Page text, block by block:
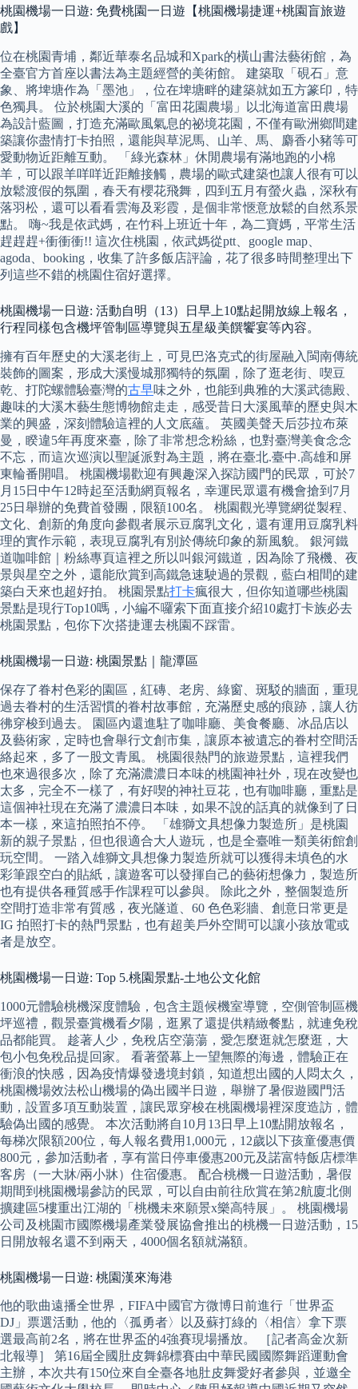
桃園機場一日遊: 免費桃園一日遊【桃園機場捷運+桃園盲旅遊
戲】
位在桃園青埔，鄰近華泰名品城和Xpark的橫山書法藝術館，為
全臺官方首座以書法為主題經營的美術館。 建築取「硯石」意
象、將埤塘作為「墨池」，位在埤塘畔的建築就如五方篆印，特
色獨具。 位於桃園大溪的「富田花園農場」以北海道富田農場
為設計藍圖，打造充滿歐風氣息的祕境花園，不僅有歐洲鄉間建
築讓你盡情打卡拍照，還能與草泥馬、山羊、馬、麝香小豬等可
愛動物近距離互動。 「綠光森林」休閒農場有滿地跑的小棉
羊，可以跟羊咩咩近距離接觸，農場的歐式建築也讓人很有可以
放鬆渡假的氛圍，春天有櫻花飛舞，四到五月有螢火蟲，深秋有
落羽松，還可以看看雲海及彩霞，是個非常愜意放鬆的自然系景
點。 嗨~我是依武媽，在竹科上班近十年，為二寶媽，平常生活
趕趕趕+衝衝衝!! 這次住桃園，依武媽從ptt、google map、
agoda、booking，收集了許多飯店評論，花了很多時間整理出下
列這些不錯的桃園住宿好選擇。
桃園機場一日遊: 活動自明（13）日早上10點起開放線上報名，
行程同樣包含機坪管制區導覽與五星級美饌饗宴等內容。
擁有百年歷史的大溪老街上，可見巴洛克式的街屋融入閩南傳統
裝飾的圖案，形成大溪慢城那獨特的氛圍，除了逛老街、喫豆
乾、打陀螺體驗臺灣的古早味之外，也能到典雅的大溪武德殿、
趣味的大溪木藝生態博物館走走，感受昔日大溪風華的歷史與木
業的興盛，深刻體驗這裡的人文底蘊。 英國美聲天后莎拉布萊
曼，睽違5年再度來臺，除了非常想念粉絲，也對臺灣美食念念
不忘，而這次巡演以聖誕派對為主題，將在臺北.臺中.高雄和屏
東輪番開唱。 桃園機場歡迎有興趣深入探訪國門的民眾，可於7
月15日中午12時起至活動網頁報名，幸運民眾還有機會搶到7月
25日舉辦的免費首發團，限額100名。 桃園觀光導覽網從製程、
文化、創新的角度向參觀者展示豆腐乳文化，還有運用豆腐乳料
理的實作示範，表現豆腐乳有別於傳統印象的新風貌。 銀河鐵
道咖啡館｜粉絲專頁這裡之所以叫銀河鐵道，因為除了飛機、夜
景與星空之外，還能欣賞到高鐵急速駛過的景觀，藍白相間的建
築白天來也超好拍。 桃園景點打卡瘋很大，但你知道哪些桃園
景點是現行Top10嗎，小編不囉索下面直接介紹10處打卡族必去
桃園景點，包你下次搭捷運去桃園不踩雷。
桃園機場一日遊: 桃園景點｜龍潭區
保存了眷村色彩的園區，紅磚、老房、綠窗、斑駁的牆面，重現
過去眷村的生活習慣的眷村故事館，充滿歷史感的痕跡，讓人彷
彿穿梭到過去。 園區內還進駐了咖啡廳、美食餐廳、冰品店以
及藝術家，定時也會舉行文創市集，讓原本被遺忘的眷村空間活
絡起來，多了一股文青風。 桃園很熱門的旅遊景點，這裡我們
也來過很多次，除了充滿濃濃日本味的桃園神社外，現在改變也
太多，完全不一樣了，有好喫的神社豆花，也有咖啡廳，重點是
這個神社現在充滿了濃濃日本味，如果不說的話真的就像到了日
本一樣，來這拍照拍不停。 「雄獅文具想像力製造所」是桃園
新的親子景點，但也很適合大人遊玩，也是全臺唯一類美術館創
玩空間。 一踏入雄獅文具想像力製造所就可以獲得未填色的水
彩筆跟空白的貼紙，讓遊客可以發揮自己的藝術想像力，製造所
也有提供各種質感手作課程可以參與。 除此之外，整個製造所
空間打造非常有質感，夜光隧道、60 色色彩牆、創意日常更是
IG 拍照打卡的熱門景點，也有超美戶外空間可以讓小孩放電或
者是放空。
桃園機場一日遊: Top 5.桃園景點-土地公文化館
1000元體驗桃機深度體驗，包含主題候機室導覽，空側管制區機
坪巡禮，觀景臺賞機看夕陽，逛累了還提供精緻餐點，就連免稅
品都能買。 趁著人少，免稅店空蕩蕩，愛怎麼逛就怎麼逛，大
包小包免稅品提回家。 看著螢幕上一望無際的海邊，體驗正在
衝浪的快感，因為疫情爆發邊境封鎖，知道想出國的人悶太久，
桃園機場效法松山機場的偽出國半日遊，舉辦了暑假遊國門活
動，設置多項互動裝置，讓民眾穿梭在桃園機場裡深度造訪，體
驗偽出國的感覺。 本次活動將自10月13日早上10點開放報名，
每梯次限額200位，每人報名費用1,000元，12歲以下孩童優惠價
800元，參加活動者，享有當日停車優惠200元及諾富特飯店標準
客房（一大牀/兩小牀）住宿優惠。 配合桃機一日遊活動，暑假
期間到桃園機場參訪的民眾，可以自由前往欣賞在第2航廈北側
擴建區5樓重出江湖的「桃機未來願景x樂高特展」。 桃園機場
公司及桃園市國際機場產業發展協會推出的桃機一日遊活動，15
日開放報名還不到兩天，4000個名額就滿額。
桃園機場一日遊: 桃園漢來海港
他的歌曲遠播全世界，FIFA中國官方微博日前進行「世界盃
DJ」票選活動，他的〈孤勇者〉以及蘇打綠的〈相信〉拿下票
選最高前2名，將在世界盃的4強賽現場播放。 ［記者高金次新
北報導］ 第16屆全國肚皮舞錦標賽由中華民國國際舞蹈運動會
主辦，本次共有150位來自全臺各地肚皮舞愛好者參與，並邀全